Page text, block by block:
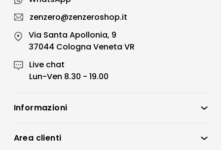
zenzero@zenzeroshop.it
Via Santa Apollonia, 9
37044 Cologna Veneta VR
Live chat
Lun-Ven 8.30 - 19.00
Informazioni
Condizioni di vendita
Area clienti